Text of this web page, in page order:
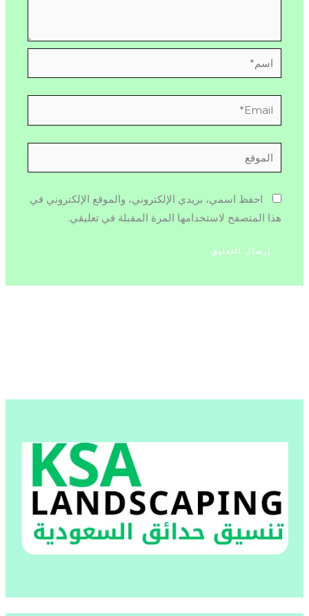
اسم*
Email*
الموقع
احفظ اسمي، بريدي الإلكتروني، والموقع الإلكتروني في
هذا المتصفح لاستخدامها المرة المقبلة في تعليقي.